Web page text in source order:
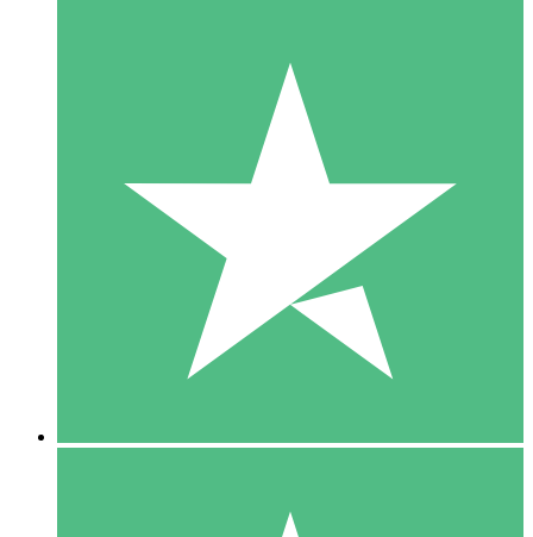
Paquetes de Créditos Individuales
Paga según el uso con créditos de descarga. Sin compromiso
10 00
10 Descargas